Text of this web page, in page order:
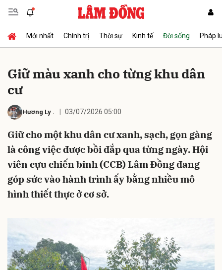
Mới nhất Chính trị Thời sự Kinh tế Đời sống Pháp
Giữ màu xanh cho từng khu dân
cư
Hương Ly . 03/07/2026 05:00
Giữ cho một khu dân cư xanh, sạch, gọn gàng
là công việc được bồi đắp qua từng ngày. Hội
viên cựu chiến binh (CCB) Lâm Đồng đang
góp sức vào hành trình ấy bằng nhiều mô
hình thiết thực ở cơ sở.
Gửi bình luận
Hủy Gửi